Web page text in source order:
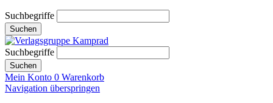
Suchbegriffe
Suchen
Suchbegriffe
Suchen
Mein Konto 0 Warenkorb
Navigation überspringen